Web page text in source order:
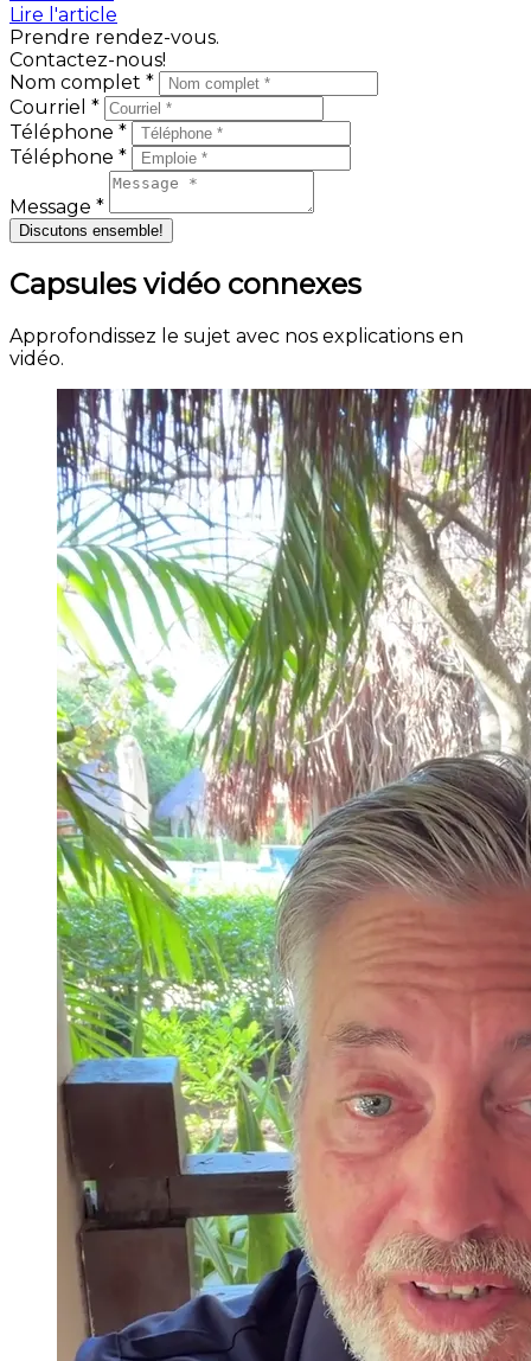
Lire l'article
Prendre rendez-vous.
Contactez-nous!
Nom complet *
Courriel *
Téléphone *
Téléphone *
Message *
Discutons ensemble!
Capsules vidéo connexes
Approfondissez le sujet avec nos explications en
vidéo.